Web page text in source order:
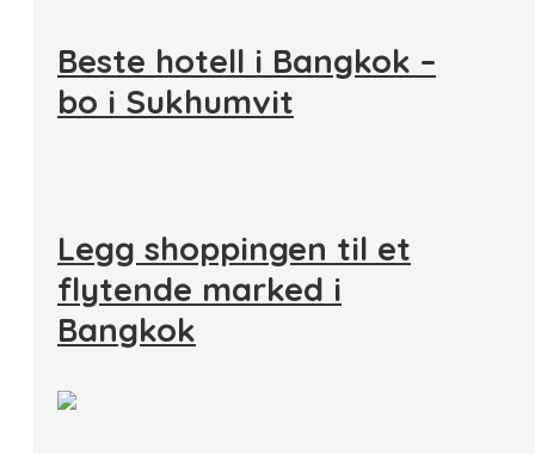
Beste hotell i Bangkok –
bo i Sukhumvit
Legg shoppingen til et
flytende marked i
Bangkok